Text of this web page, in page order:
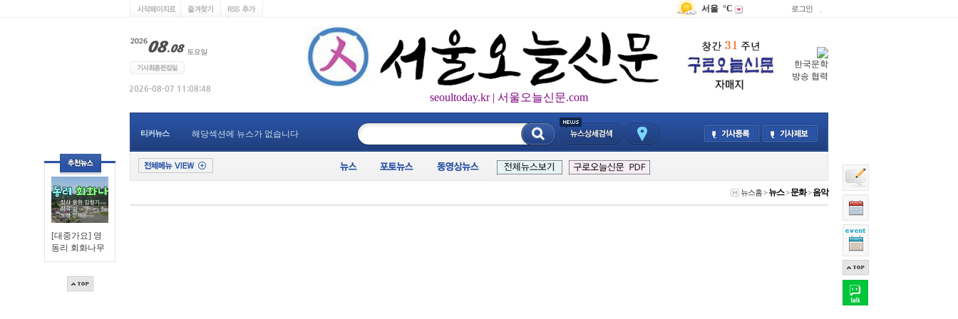
[대중가요] 영
동리 회화나무
서울 °C 로그인
seoultoday.kr | 서울오늘신문.com
한국문학
방송 협력
티커뉴스 해당섹션에 뉴스가 없습니다
뉴스홈>뉴스>문화>음악